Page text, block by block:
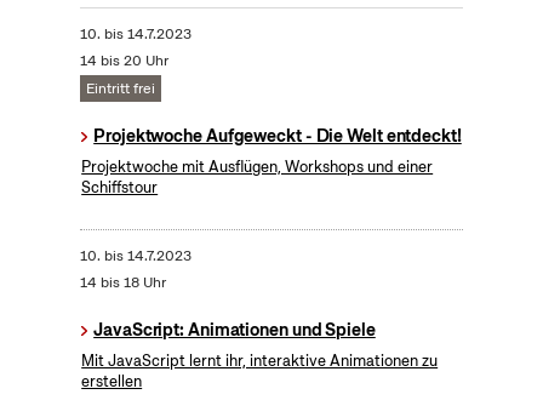
10. bis14.7.2023
14 bis 20 Uhr
Eintritt frei
Projektwoche Aufgeweckt - Die Welt entdeckt!
Projektwoche mit Ausflügen, Workshops und einer
Schiffstour
10. bis14.7.2023
14 bis 18 Uhr
JavaScript: Animationen und Spiele
Mit JavaScript lernt ihr, interaktive Animationen zu
erstellen